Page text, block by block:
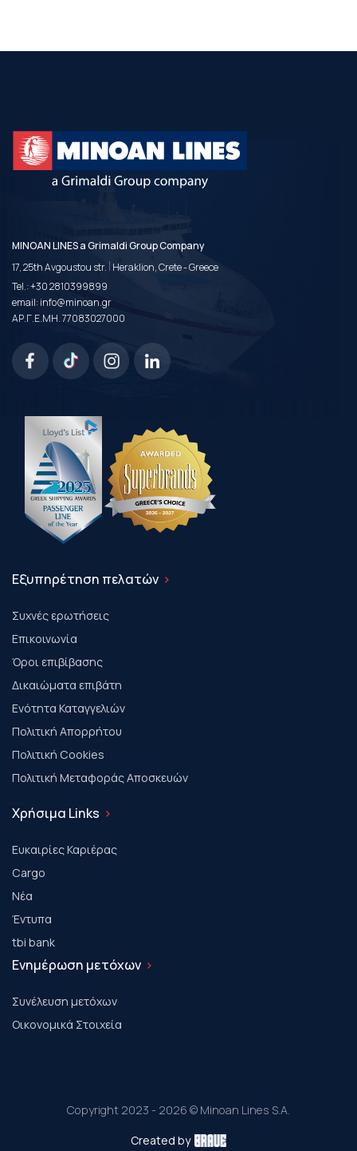
MINOAN LINES a Grimaldi Group Company
17, 25th Avgoustou str. | Heraklion, Crete - Greece
Tel.:+30 2810399899
email:info@minoan.gr
ΑΡ.Γ.Ε.ΜΗ. 77083027000
Εξυπηρέτηση πελατών
Συχνές ερωτήσεις
Επικοινωνία
Όροι επιβίβασης
Δικαιώματα επιβάτη
Ενότητα Καταγγελιών
Πολιτική Απορρήτου
Πολιτική Cookies
Πολιτική Μεταφοράς Αποσκευών
Χρήσιμα Links
Ευκαιρίες Καριέρας
Cargo
Νέα
Έντυπα
tbi bank
Ενημέρωση μετόχων
Συνέλευση μετόχων
Οικονομικά Στοιχεία
Copyright 2023 - 2026 © Minoan Lines S.A.
Created by